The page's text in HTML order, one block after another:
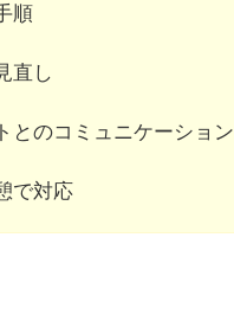
順
直し
のコミュニケーション
で対応